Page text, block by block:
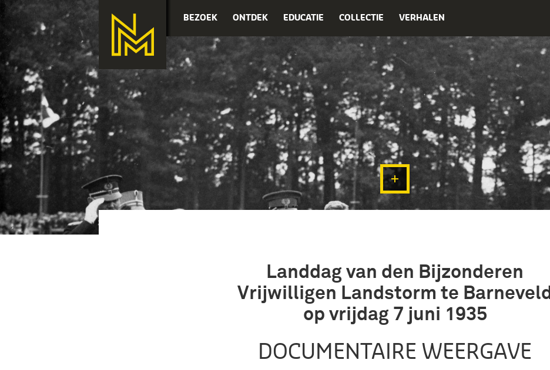
BEZOEK ONTDEK EDUCATIE COLLECTIE VERHALEN
Landdag van den Bijzonderen
Vrijwilligen Landstorm te Barneveld
op vrijdag 7 juni 1935
DOCUMENTAIRE WEERGAVE